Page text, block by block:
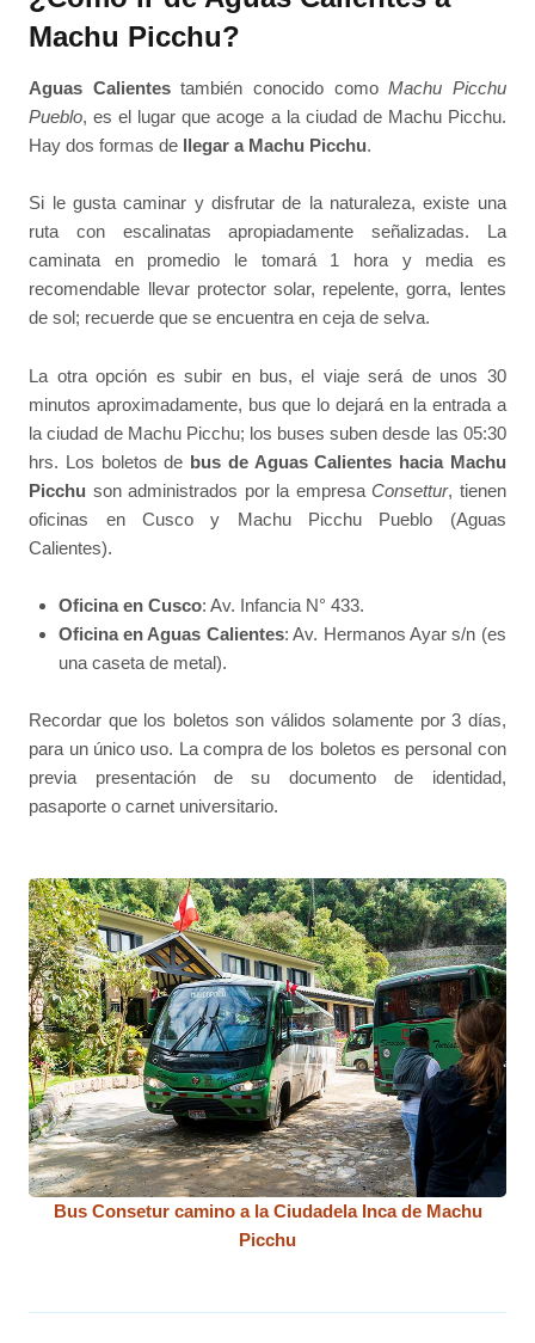
Machu Picchu?
Aguas Calientestambién conocido comoMachu Picchu
Pueblo, es el lugar que acoge a la ciudad de Machu Picchu.
Hay dos formas de llegar a Machu Picchu.
Si le gusta caminar y disfrutar de la naturaleza, existe una
ruta con escalinatas apropiadamente señalizadas. La
caminata en promedio le tomará 1 hora y media es
recomendable llevar protector solar, repelente, gorra, lentes
de sol; recuerde que se encuentra en ceja de selva.
La otra opción es subir en bus, el viaje será de unos 30
minutos aproximadamente, bus que lo dejará en la entrada a
la ciudad de Machu Picchu; los buses suben desde las 05:30
hrs. Los boletos de bus de Aguas Calientes hacia Machu
Picchu son administrados por la empresaConsettur, tienen
oficinas en Cusco y Machu Picchu Pueblo (Aguas
Calientes).
Oficina en Cusco: Av. Infancia N° 433.
Oficina en Aguas Calientes: Av. Hermanos Ayar s/n (es
una caseta de metal).
Recordar que los boletos son válidos solamente por 3 días,
para un único uso. La compra de los boletos es personal con
previa presentación de su documento de identidad,
pasaporte o carnet universitario.
Bus Consetur camino a la Ciudadela Inca de Machu
Picchu